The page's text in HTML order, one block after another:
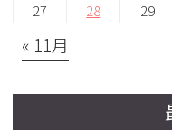
27
28 29
« 11月